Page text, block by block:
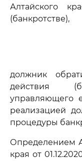
Алтайского
(банкротстве),
должник
действия
управляющего
реализацией
процедуры
Определением
края от